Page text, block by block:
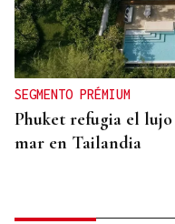
SEGMENTO PRÉMIUM
Phuket refugia el
mar en Tailandia